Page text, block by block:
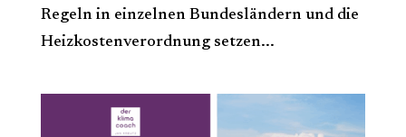
Regeln in einzelnen Bundesländern und die
Heizkostenverordnung setzen...